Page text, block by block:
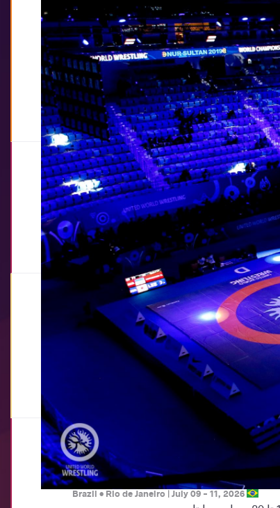
Ranking Series
Polyák Imre, Varga János & Kozma
István Memorial
Senior|FS,GR,WW
Hungary •
Budapest|July 15-19, 2026
Watch Videos View Results
Continental Championships
U20 European Championships
U20 FS,GR,WW
North Macedonia •
Skopje|July 06- 12, 2026
Watch Videos View Results
Continental Championships
U20 Pan-American Beach Wrestling
Championships
U20|BW
Brazil •
Rio de Janeiro
| ی., 07/12/2026 - 12:00
View Results
Continental Championships
U20 Pan-American Championships
|FS,GR,WW
Brazil •
Rio de Janeiro|July 09-11, 2026